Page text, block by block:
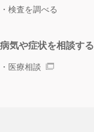
検査を調べる
病気や症状を相談する
医療相談